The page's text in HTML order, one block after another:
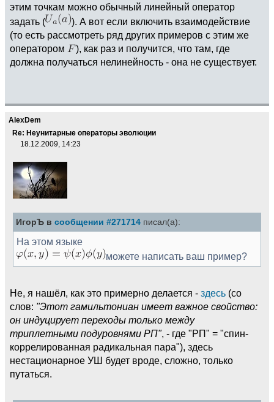
этим точкам можно обычный линейный оператор
задать (
). А вот если включить взаимодействие
(то есть рассмотреть ряд других примеров с этим же
оператором
), как раз и получится, что там, где
должна получаться нелинейность - она не существует.
AlexDem
Re: Неунитарные операторы эволюции
18.12.2009, 14:23
ИгорЪ в сообщении #271714 писал(а):
На этом языке
можете написать ваш пример?
Не, я нашёл, как это примерно делается - здесь (со
слов: "Этот гамильтониан имеет важное свойство:
он индуцирует переходы только между
триплетными подуровнями РП", - где "РП" = "спин-
коррелированная радикальная пара"), здесь
нестационарное УШ будет вроде, сложно, только
путаться.